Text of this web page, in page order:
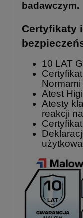
badawczym.
Certyfikaty
10 LAT
Atest
Atesty
reakcji